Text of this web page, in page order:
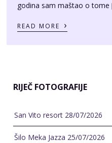
godina sam maštao o
READ MORE ›
RIJEČ FOTOGRAFIJE
San Vito resort 28/07/2026
Šilo Meka Jazza 25/07/2026